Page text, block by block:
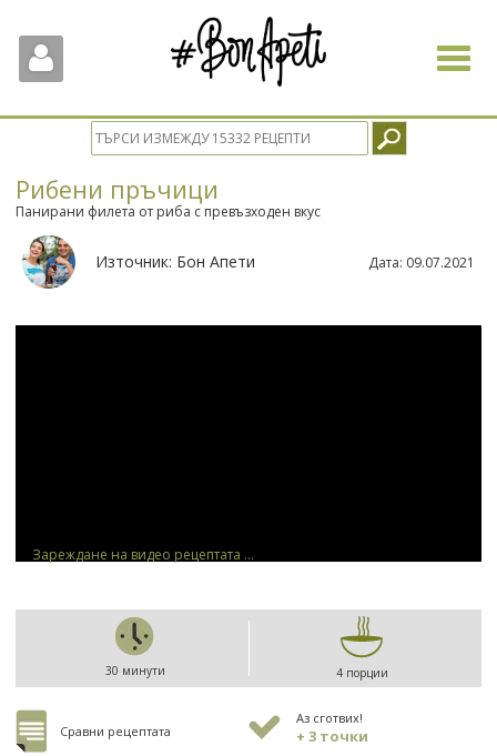
Toggle
Рибени пръчици
Панирани филета от риба с превъзходен вкус
Източник: Бон Апети Дата: 09.07.2021
Зареждане на видео рецептата ...
30 минути 4 порции
Сравни рецептата
Аз сготвих!
+ 3 точки